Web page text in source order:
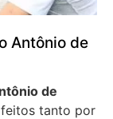
Antônio de
de
tanto por